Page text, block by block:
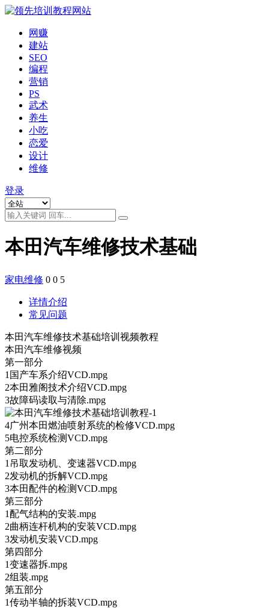
网赚
建站
SEO
编程
营销
PS
武术
养生
小吃
恋爱
设计
维修
登录
本田汽车维修技术基础
家电维修 0 0 5
详情介绍
常见问题
本田汽车维修技术基础培训视频教程
本田汽车维修视频
第一部分
1国产车系介绍VCD.mpg
2本田雅阁技术介绍VCD.mpg
3故障码读取与清除.mpg
4广州本田燃油喷射系统的检修VCD.mpg
5电控系统检测VCD.mpg
第二部分
1吊取发动机、变速器VCD.mpg
2发动机的拆解VCD.mpg
3本田配件的检测VCD.mpg
第三部分
1配气结构的安装.mpg
2曲柄连杆机构的安装VCD.mpg
3发动机安装VCD.mpg
第四部分
1变速器拆.mpg
2组装.mpg
第五部分
1传动半轴的拆装VCD.mpg